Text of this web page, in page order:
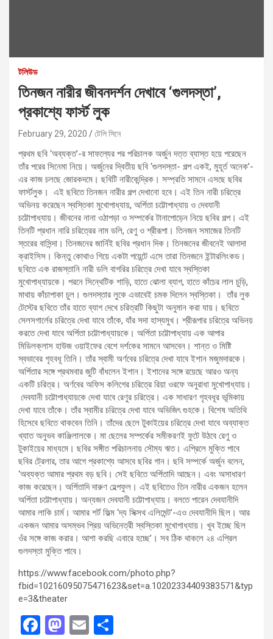
টলিউড
তিনজন নারীর জীবনদর্শন দেখাবে ‘গুলদস্তা’,
প্রকাশ্যে ফার্স্ট লুক
February 29, 2020 টেলি সিনে
প্রথম ছবি ‘অব্যক্ত’-র সাফল্যের পর পরিচালক অর্জুন দত্ত ব্যাস্ত হয়ে পরেছেন
তাঁর পরের সিনেমা নিয়ে। অর্জুনের দ্বিতীয় ছবি ‘গুলদস্তা- গল্প একই, মুহূর্ত অনেক’-
এর কাজ চলছে জোরকদমে। ছবিটি নারীকেন্দ্রিক। সম্প্রতি সামনে এসছে ছবির
ফার্স্টলুক। এই ছবিতে তিনজন নারীর গল্প দেখানো হবে। এই তিন নারী চরিত্রে
অভিনয় করেছেন স্বস্তিকা মুখোপাধ্যায়, অর্পিতা চট্টোপাধ্যায় ও দেবযানী
চট্টোপাধ্যায়। জীবনের নানা ওঠাপড়া ও সম্পর্কের টানাপোড়েন নিয়ে ছবির গল্প। এই
তিনটি প্রধান নারি চরিত্রের নাম ডলি, রেণু ও শ্রীরূপা। তিনজন সমাজের তিনটি
স্তরের বাসিন্দা। তিনজনের জার্নিই ছবির প্রধান দিক। তিনজনের জীবনেই আলাদা
ক্রাইসিস। কিন্তু কোথাও গিয়ে একটা পয়েন্টে এসে তারা তিনজনে ইন্টারলিংকড।
ছবিতে এক রাজস্তানি নারী ডলি বাগরির চরিত্রে দেখা যাবে স্বস্তিকা
মুখোপাধ্যায়কে। পরনে সিন্থেটিক শাড়ি, হাতে ঝোলা ব্যাগ, হাতে কাঁচের লাল চুড়ি,
মাথায় কাঁচাপাকা চুল। গুলদস্তার লুকে এভাবেই চমক দিলেন স্বস্তিকা। তাঁর লুক
টেস্টের ছবিতে তাঁর হাতে ব্যাগ দেখে চরিত্রটি কিছুটা অনুমান করা যায়। ছবিতে
সেলসগার্লের চরিত্রে দেখা যাবে তাঁকে, যাঁর সদা হাস্যমুখ। শ্রীরূপার চরিত্রে অভিনয়
করতে দেখা যাবে অর্পিতা চট্টোপাধ্যায়কে। অর্পিতা চট্টোপাধ্যায় এক আপার
মিডিলক্লাস হাউজ ওয়াইফের বেশে দর্শকের সামনে আসবেন। শান্ত ও মিষ্টি
স্বভাবের গৃহবধূ তিনি। তাঁর স্বামী অর্ণবের চরিত্রে দেখা যাবে ইশান মজুমদারকে।
অর্পিতার সঙ্গে প্রথমবার জুটি বাঁধলেন ইশান। ইশানের সঙ্গে রয়েছে আরও অন্য
একটি চরিত্র। অর্ণবের অফিস কলিগের চরিত্রে রিয়া ওরফে অনুরাধা মুখোপাধ্যায়।
দেবযানী চট্টোপাধ্যায়কে দেখা যাবে রেণুর চরিত্রে। এক সাধারণ গৃহবধূর ভূমিকায়
দেখা যাবে তাঁকে। তাঁর স্বামীর চরিত্রে দেখা যাবে অভিজিৎ গুহকে। বিশেষ অতিথি
হিসেবে ছবিতে থাকবেন তিনি। তাঁদের ছেলে টুকাইয়ের চরিত্রে দেখা যাবে অব্যাক্ত
খ্যাত অনুভব কাঞ্জিলালকে। মা ছেলের সম্পর্কের সমীকরণই ফুটে উঠবে রেণু ও
টুকাইয়ের মাধ্যমে। ছবির সঙ্গীত পরিচালনায় সৌম্য ঋত। এপ্রিলে মুক্তি পাবে
ছবির ট্রেলার, তার আগে প্রকাশ্যে আসবে ছবির গান। ছবি সম্পর্কে অর্জুন বলেন,
‘অব্যক্ত আমার প্রথম বড় ছবি। সেই ছবিতে অর্পিতাদি আছেন। এবং অসাধারণ
কাজ করেছেন। অর্পিতাদি দারুণ হেল্পফুল। এই ছবিতেও তিন নারীর একজন হলেন
অর্পিতা চট্টোপাধ্যায়। অন্যজন দেবযানী চট্টোপাধ্যায়। বলতে পারেন দেবযানীদি
আমার লাকি চার্ম। আমার শর্ট ফিল্ম ‘দ্য সিক্সথ এলিমেন্ট’-এও দেবযানীদি ছিল। আর
একজন আমার অসম্ভব প্রিয় অভিনেত্রী স্বস্তিকা মুখোপাধ্যায়। খুব ইচ্ছে ছিল
ওঁর সঙ্গে কাজ করার। আশা করছি এবারে হচ্ছে’। সব ঠিক থাকলে ২৪ এপ্রিল
গুলদস্তা মুক্তি পাবে।
https://www.facebook.com/photo.php?
fbid=10216095075471623&set=a.10202334409383571&typ
e=3&theater
F
M E